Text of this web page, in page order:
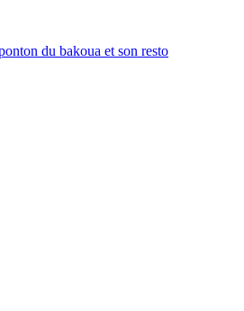
du bakoua et son resto